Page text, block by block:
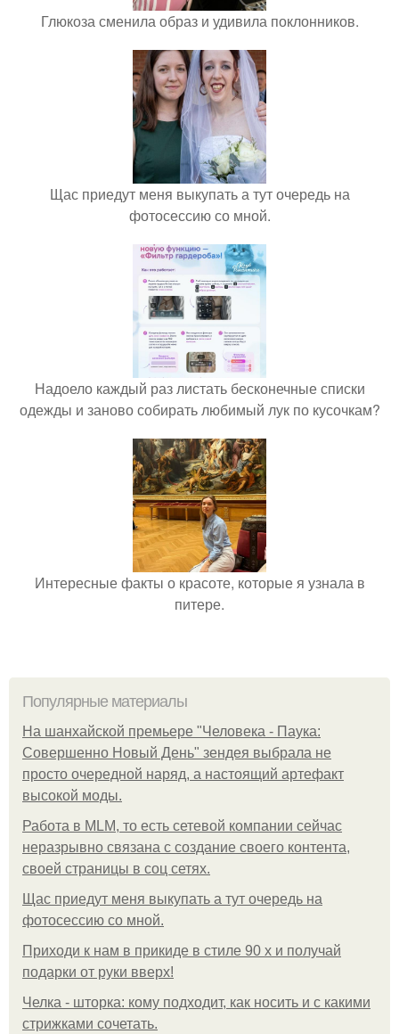
Глюкоза сменила образ и удивила поклонников.
Щас приедут меня выкупать а тут очередь на
фотосессию со мной.
Надоело каждый раз листать бесконечные списки
одежды и заново собирать любимый лук по кусочкам?
Интересные факты о красоте, которые я узнала в
питере.
Популярные материалы
На шанхайской премьере "Человека - Паука:
Совершенно Новый День" зендея выбрала не
просто очередной наряд, а настоящий артефакт
высокой моды.
Работа в MLM, то есть сетевой компании сейчас
неразрывно связана с создание своего контента,
своей страницы в соц сетях.
Щас приедут меня выкупать а тут очередь на
фотосессию со мной.
Приходи к нам в прикиде в стиле 90 х и получай
подарки от руки вверх!
Челка - шторка: кому подходит, как носить и с какими
стрижками сочетать.